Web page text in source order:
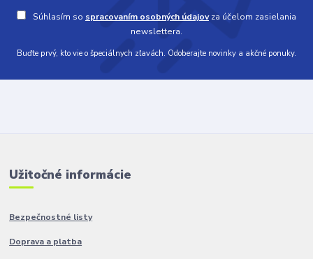
Súhlasím so spracovaním osobných údajovza účelom zasielania
newslettera.
Buďte prvý, kto vie o špeciálnych zľavách. Odoberajte novinky a akčné ponuky.
Užitočné informácie
Bezpečnostné listy
Doprava a platba